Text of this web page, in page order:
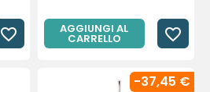
favorite_border AGGIUNGI AL
CARRELLO favorite_border
-37,45 €